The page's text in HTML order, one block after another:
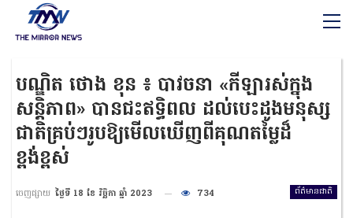
បណ្ឌិត ថោង ខុន ៖ បាវចនា «កីឡារស់ក្នុង
សន្តិភាព» បានជះឥទ្ធិពល ដល់បេះដូងមនុស្ស
ជាតិគ្រប់ៗរូបឱ្យមើលឃើញពីគុណតម្លៃដ៏
ខ្ពង់ខ្ពស់
ព័ត៌មានជាតិ
ចេញផ្សាយ ថ្ងៃទី 18 ខែ វិច្ឆិកា ឆ្នាំ 2023 734